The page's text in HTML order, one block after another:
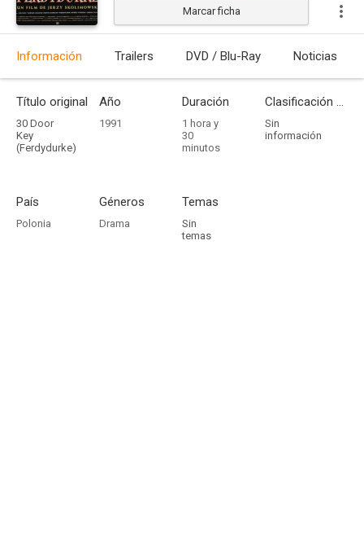
Estrenada
Marcar ficha
Información Trailers DVD / Blu-Ray Noticias
Título original
30 Door
Key
(Ferdydurke)
Año
1991
Duración
1 hora y
30
minutos
Clasificación por edades
Sin
información
País
Polonia
Géneros
Drama
Temas
Sin
temas